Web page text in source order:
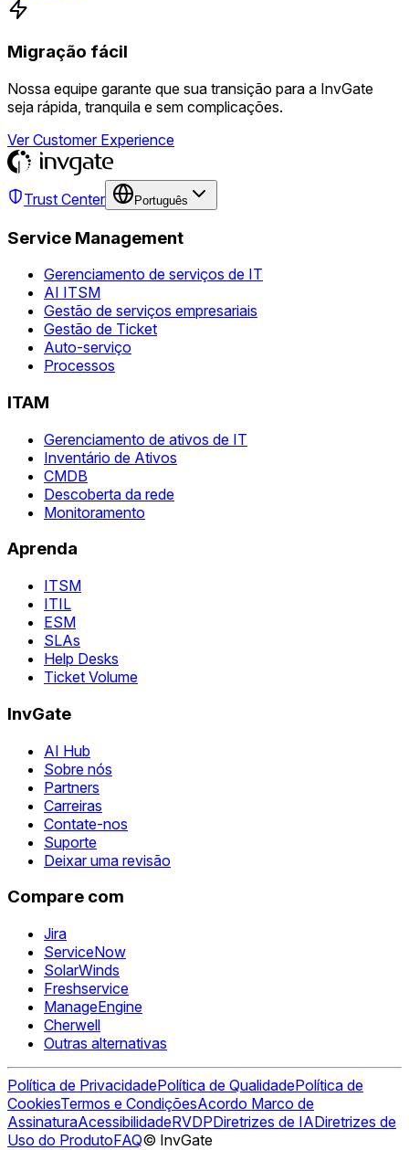
Migração fácil
Nossa equipe garante que sua transição para a InvGate
seja rápida, tranquila e sem complicações.
Ver Customer Experience
Trust Center Português
Service Management
Gerenciamento de serviços de IT
AI ITSM
Gestão de serviços empresariais
Gestão de Ticket
Auto-serviço
Processos
ITAM
Gerenciamento de ativos de IT
Inventário de Ativos
CMDB
Descoberta da rede
Monitoramento
Aprenda
ITSM
ITIL
ESM
SLAs
Help Desks
Ticket Volume
InvGate
AI Hub
Sobre nós
Partners
Carreiras
Contate-nos
Suporte
Deixar uma revisão
Compare com
Jira
ServiceNow
SolarWinds
Freshservice
ManageEngine
Cherwell
Outras alternativas
Política de PrivacidadePolítica de QualidadePolítica de
CookiesTermos e CondiçõesAcordo Marco de
AssinaturaAcessibilidadeRVDPDiretrizes de IADiretrizes de
Uso do ProdutoFAQ© InvGate